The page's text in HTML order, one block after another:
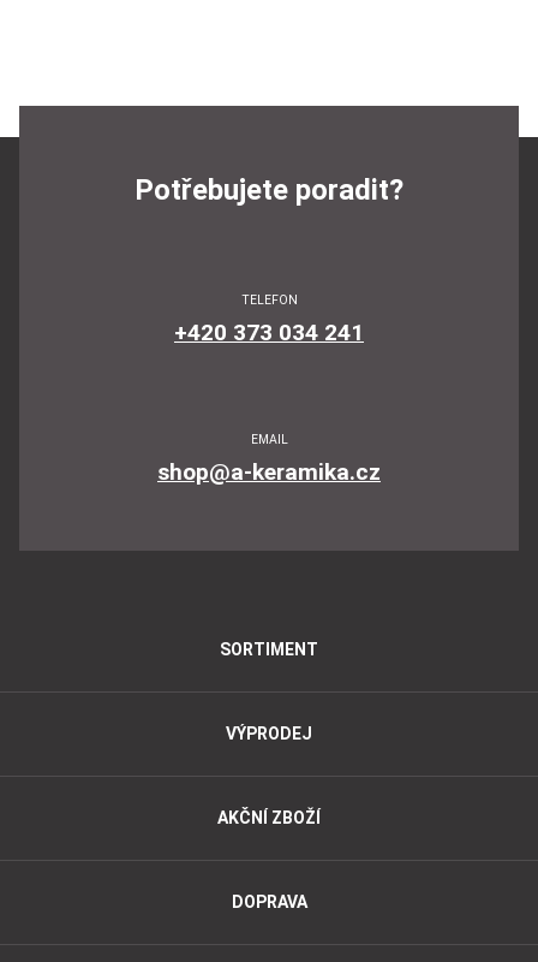
Potřebujete poradit?
TELEFON
+420 373 034 241
EMAIL
shop@a-keramika.cz
SORTIMENT
VÝPRODEJ
AKČNÍ ZBOŽÍ
DOPRAVA